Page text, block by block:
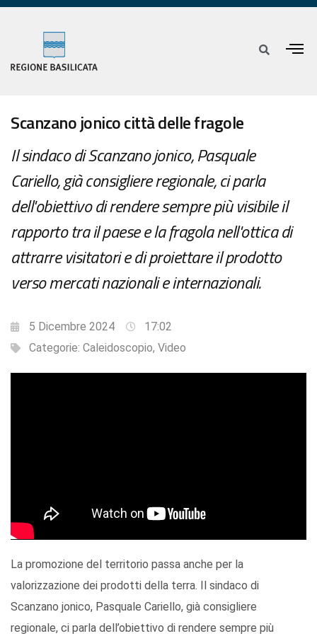
Scanzano jonico città delle fragole
Il sindaco di Scanzano jonico, Pasquale
Cariello, già consigliere regionale, ci parla
dell'obiettivo di rendere sempre più visibile il
rapporto tra il paese e la fragola nell'ottica di
attrarre visitatori e di proiettare il prodotto
verso mercati nazionali e internazionali.
5 Dicembre 2024
17:02
Categorie: Caleidoscopio, Video
La promozione del territorio passa anche per la
valorizzazione dei prodotti della terra. Il sindaco di
Scanzano jonico, Pasquale Cariello, già consigliere
regionale, ci parla dell’obiettivo di rendere sempre più